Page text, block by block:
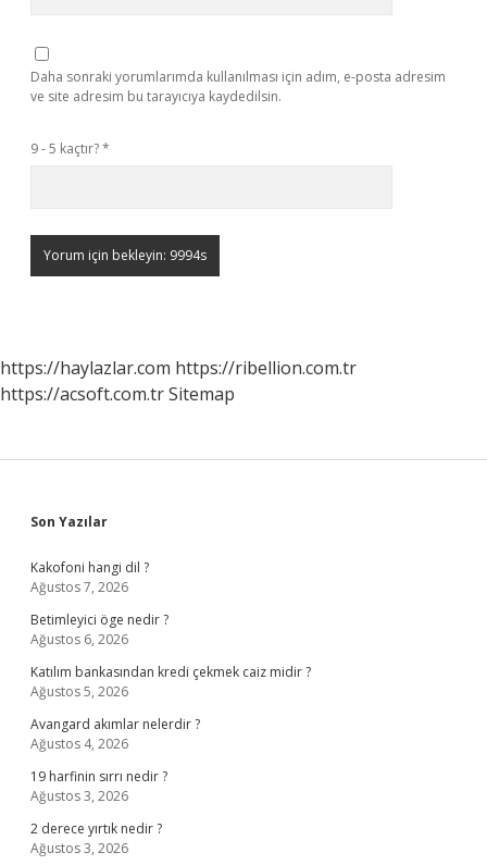
Daha sonraki yorumlarımda kullanılması için adım, e-posta adresim
ve site adresim bu tarayıcıya kaydedilsin.
9 - 5 kaçtır?*
https://haylazlar.com https://ribellion.com.tr
https://acsoft.com.trSitemap
Sidebar
Son Yazılar
Kakofoni hangi dil ?
Ağustos 7, 2026
Betimleyici öge nedir ?
Ağustos 6, 2026
Katılım bankasından kredi çekmek caiz midir ?
Ağustos 5, 2026
Avangard akımlar nelerdir ?
Ağustos 4, 2026
19 harfinin sırrı nedir ?
Ağustos 3, 2026
2 derece yırtık nedir ?
Ağustos 3, 2026